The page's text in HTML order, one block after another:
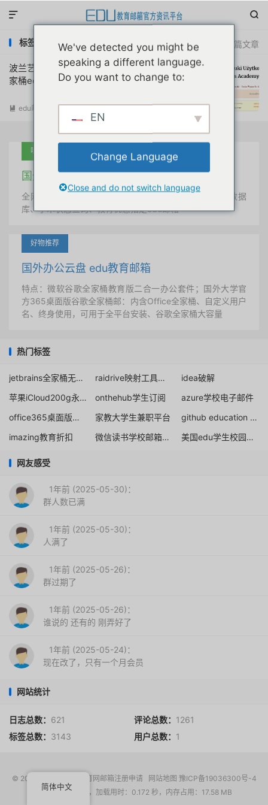


共 1 篇文章
标签：googledrive无限容量
波兰艺术大学美国商学院网校谷歌微软全
家桶edu教育邮箱评测分享
 edu邮箱申请 阅读(27775)
吐血推荐
国外学术美国 edu教育邮箱
全网唯一首发、自定义用户名、终身使用、学术文献数据
库、学术状态查询、教育优惠指定edu邮箱
好物推荐
国外办公云盘 edu教育邮箱
特点：微软谷歌全家桶教育版二合一办公套件；国外大学官
方365桌面版谷歌全家桶邮：内含Office全家桶、自定义用户
名、终身使用，可用于全平台安装、谷歌全家桶大容量
热门标签
jetbrains全家桶无限重置IDEA永久终身试用期 raidrive映射工具收费教育版优惠学生教育计划申请
idea破解
苹果iCloud200g永久
onthehub学生订阅
azure学校电子邮件
office365桌面版申请注册永久edu
家教大学生兼职平台
github education pack学生包
imazing教育折扣
微信读书学校邮箱免费领 美国edu学生校园教育邮箱申请注册
网友感受
1年前 (2025-05-30)：
群人数已满
1年前 (2025-05-30)：
人满了
1年前 (2025-05-26)：
群过期了
1年前 (2025-05-26)：
谁说的 还有的 刚弄好了
1年前 (2025-05-24)：
现在改了，只有一个月会员
网站统计
日志总数： 621 评论总数： 1261
标签总数： 3143 用户总数： 1
© 2017-2026 EDU教育网邮箱注册申请 网站地图 豫ICP备19036300号-4
请求次数：17 次，加载用时：0.172 秒，内存占用：17.58 MB
简体中文
We've detected you might be
speaking a different language.
Do you want to change to:
EN
Change Language
Close and do not switch language